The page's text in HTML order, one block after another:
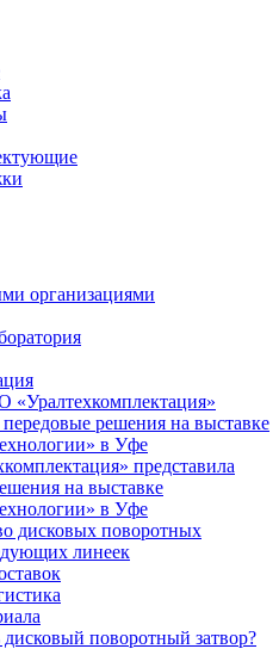
организациями
«Уралтехкомплектация»
передовые решения на выставке
в Уфе
представила
на выставке
в Уфе
дисковых поворотных
линеек
поворотный затвор?